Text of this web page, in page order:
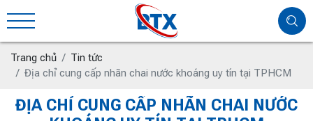
Trang chủ
Tin tức
Địa chỉ cung cấp nhãn chai nước khoáng uy tín tại TPHCM
ĐỊA CHỈ CUNG CẤP NHÃN CHAI NƯỚC